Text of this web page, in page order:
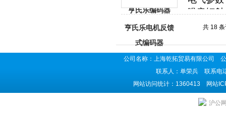
共 18
公司名称：上海乾拓贸易有限公司
联系人：单荣兵 联系电
网站访问统计：1360413 网站
上海乾拓贸易有限公司是HENGSTLER亨士乐编码器供应商,主营
沪公